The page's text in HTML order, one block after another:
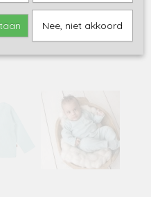
Nee, niet akkoord